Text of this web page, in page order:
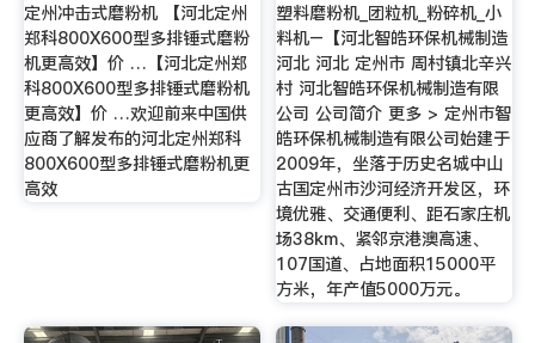
定州冲击式磨粉机 【河北定州
郑科800X600型多排锤式磨粉
机更高效】价 …【河北定州郑
科800X600型多排锤式磨粉机
更高效】价 …欢迎前来中国供
应商了解发布的河北定州郑科
800X600型多排锤式磨粉机更
高效
塑料磨粉机_团粒机_粉碎机_小
料机–【河北智皓环保机械制造
河北 河北 定州市 周村镇北辛兴
村 河北智皓环保机械制造有限
公司 公司简介 更多 > 定州市智
皓环保机械制造有限公司始建于
2009年，坐落于历史名城中山
古国定州市沙河经济开发区，环
境优雅、交通便利、距石家庄机
场38km、紧邻京港澳高速、
107国道、占地面积15000平
方米，年产值5000万元。